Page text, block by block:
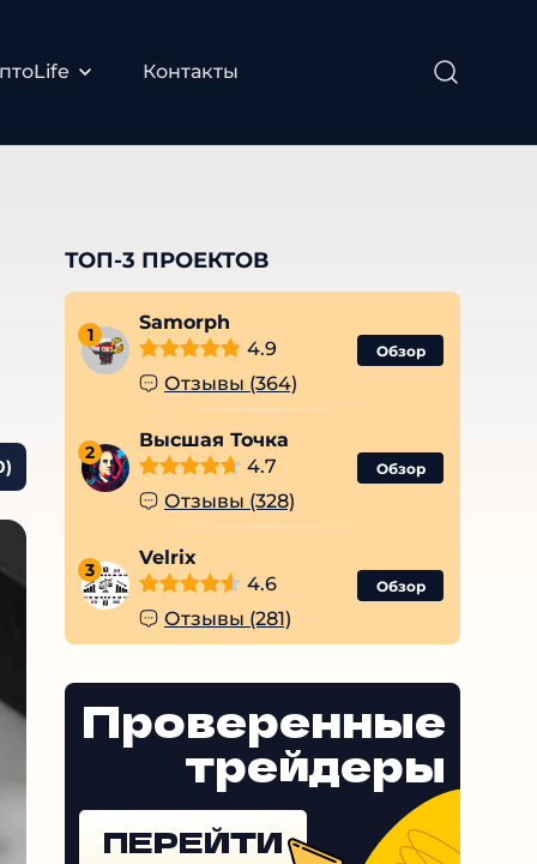
Контакты
ТОП-3 ПРОЕКТОВ
1
Samorph
4.9
Отзывы (364)
Обзор
2
Высшая Точка
4.7
Отзывы (328)
Обзор
3
Velrix
4.6
Отзывы (281)
Обзор
Проверенные
трейдеры
ПЕРЕЙТИ